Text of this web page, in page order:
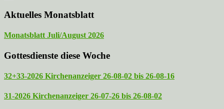
Aktuelles Monatsblatt
Monatsblatt Juli/August 2026
Gottesdienste diese Woche
32+33-2026 Kirchenanzeiger 26-08-02 bis 26-08-16
31-2026 Kirchenanzeiger 26-07-26 bis 26-08-02